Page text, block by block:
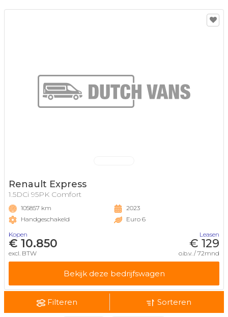
Renault Express
1.5DCi 95PK Comfort
105857 km
Handgeschakeld
2023
Euro 6
Kopen
€ 10.850
excl. BTW
Leasen
€ 129
o.b.v. / 72mnd
Bekijk deze bedrijfswagen
Filteren Sorteren